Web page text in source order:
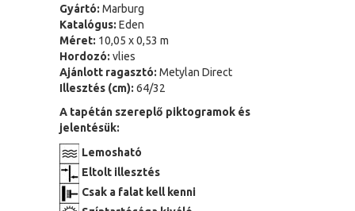
Gyártó: Marburg
Katalógus: Eden
Méret: 10,05 x 0,53 m
Hordozó: vlies
Ajánlott ragasztó: Metylan Direct
Illesztés (cm): 64/32
A tapétán szereplő piktogramok és
jelentésük:
Lemosható
Eltolt illesztés
Csak a falat kell kenni